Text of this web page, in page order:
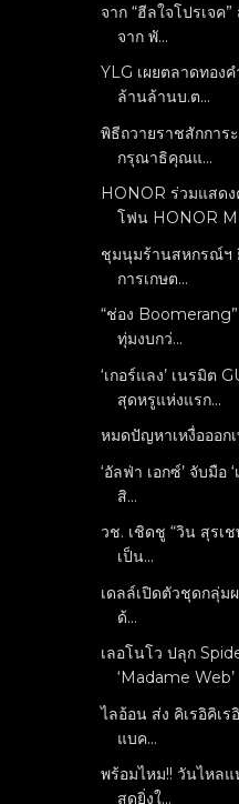
จาก “ฮีลใจโปรเจค
จาก พั...
YLG เผยตลาดทอง
ล้านล้านบ.ต...
พิธีถวายราชสักการ
กรุณาธิคุณแ...
HONOR ร่วมแสด
โฟน HONOR
ชุมนุมร้านสหกรณ์ฯ
การเกษต...
“ช่อง
ทุ่มงบกว่...
‘เกอร์แลง’ เนรมิต
สุดหรูแห่งแรก...
หมดปัญหาเหงื่อออก
‘อัลฟ่า เอกซ์’ จับมือ
สิ...
วช. เชิดชู “วิน สุรเ
เป็น...
เดลล์เปิดตัวชุดกลุ่
ด้...
เลอโนโว ปลุก
‘Madame Web’
ไลอ้อน ส่ง คิเรอิคิเ
แบค...
พร้อมไหม!! วันไหล
สุดยิ่งใ...